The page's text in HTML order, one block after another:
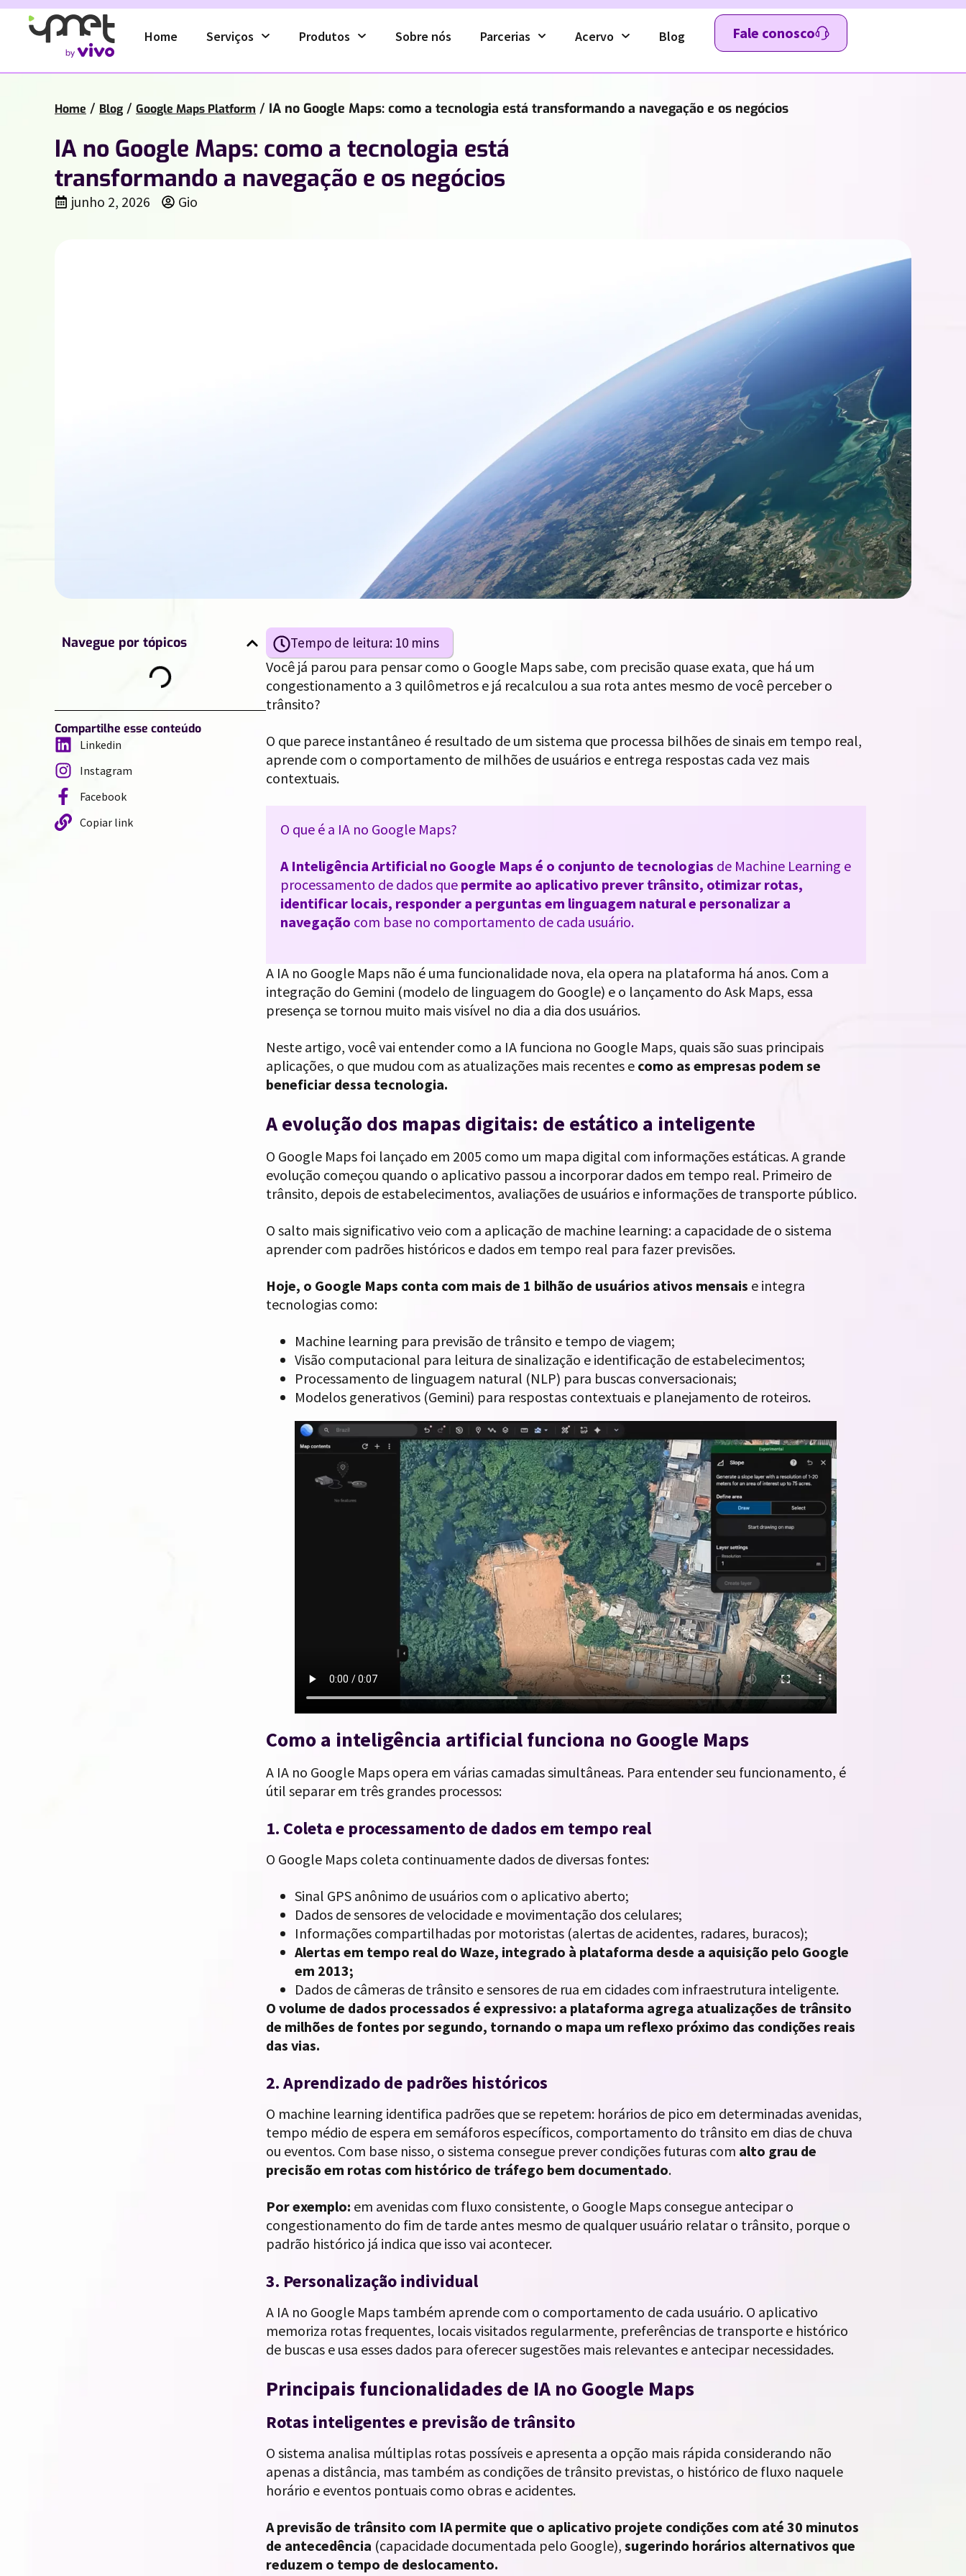
Home Serviços Produtos Sobre nós Parcerias Acervo Blog Fale conosco
Home / Blog / Google Maps Platform / IA no Google Maps: como a tecnologia está transformando a navegação e os negócios
IA no Google Maps: como a tecnologia está
transformando a navegação e os negócios
junho 2, 2026 Gio
Navegue por tópicos
Compartilhe esse conteúdo
Linkedin
Instagram
Facebook
Copiar link
Você já parou para pensar como o Google Maps sabe, com precisão quase exata, que há um
congestionamento a 3 quilômetros e já recalculou a sua rota antes mesmo de você perceber o
trânsito?
O que parece instantâneo é resultado de um sistema que processa bilhões de sinais em tempo real,
aprende com o comportamento de milhões de usuários e entrega respostas cada vez mais
contextuais.
O que é a IA no Google Maps?
A Inteligência Artificial no Google Maps é o conjunto de tecnologias de Machine Learning e
processamento de dados que permite ao aplicativo prever trânsito, otimizar rotas,
identificar locais, responder a perguntas em linguagem natural e personalizar a
navegação com base no comportamento de cada usuário.
A IA no Google Maps não é uma funcionalidade nova, ela opera na plataforma há anos. Com a
integração do Gemini (modelo de linguagem do Google) e o lançamento do Ask Maps, essa
presença se tornou muito mais visível no dia a dia dos usuários.
Neste artigo, você vai entender como a IA funciona no Google Maps, quais são suas principais
aplicações, o que mudou com as atualizações mais recentes e como as empresas podem se
beneficiar dessa tecnologia.
A evolução dos mapas digitais: de estático a inteligente
O Google Maps foi lançado em 2005 como um mapa digital com informações estáticas. A grande
evolução começou quando o aplicativo passou a incorporar dados em tempo real. Primeiro de
trânsito, depois de estabelecimentos, avaliações de usuários e informações de transporte público.
O salto mais significativo veio com a aplicação de machine learning: a capacidade de o sistema
aprender com padrões históricos e dados em tempo real para fazer previsões.
Hoje, o Google Maps conta com mais de 1 bilhão de usuários ativos mensais e integra
tecnologias como:
Machine learning para previsão de trânsito e tempo de viagem;
Visão computacional para leitura de sinalização e identificação de estabelecimentos;
Processamento de linguagem natural (NLP) para buscas conversacionais;
Modelos generativos (Gemini) para respostas contextuais e planejamento de roteiros.
Como a inteligência artificial funciona no Google Maps
A IA no Google Maps opera em várias camadas simultâneas. Para entender seu funcionamento, é
útil separar em três grandes processos:
1. Coleta e processamento de dados em tempo real
O Google Maps coleta continuamente dados de diversas fontes:
Sinal GPS anônimo de usuários com o aplicativo aberto;
Dados de sensores de velocidade e movimentação dos celulares;
Informações compartilhadas por motoristas (alertas de acidentes, radares, buracos);
Alertas em tempo real do Waze, integrado à plataforma desde a aquisição pelo Google
em 2013;
Dados de câmeras de trânsito e sensores de rua em cidades com infraestrutura inteligente.
O volume de dados processados é expressivo: a plataforma agrega atualizações de trânsito
de milhões de fontes por segundo, tornando o mapa um reflexo próximo das condições reais
das vias.
2. Aprendizado de padrões históricos
O machine learning identifica padrões que se repetem: horários de pico em determinadas avenidas,
tempo médio de espera em semáforos específicos, comportamento do trânsito em dias de chuva
ou eventos. Com base nisso, o sistema consegue prever condições futuras com alto grau de
precisão em rotas com histórico de tráfego bem documentado.
Por exemplo: em avenidas com fluxo consistente, o Google Maps consegue antecipar o
congestionamento do fim de tarde antes mesmo de qualquer usuário relatar o trânsito, porque o
padrão histórico já indica que isso vai acontecer.
3. Personalização individual
A IA no Google Maps também aprende com o comportamento de cada usuário. O aplicativo
memoriza rotas frequentes, locais visitados regularmente, preferências de transporte e histórico
de buscas e usa esses dados para oferecer sugestões mais relevantes e antecipar necessidades.
Principais funcionalidades de IA no Google Maps
Rotas inteligentes e previsão de trânsito
O sistema analisa múltiplas rotas possíveis e apresenta a opção mais rápida considerando não
apenas a distância, mas também as condições de trânsito previstas, o histórico de fluxo naquele
horário e eventos pontuais como obras e acidentes.
A previsão de trânsito com IA permite que o aplicativo projete condições com até 30 minutos
de antecedência (capacidade documentada pelo Google),sugerindo horários alternativos que
reduzem o tempo de deslocamento.